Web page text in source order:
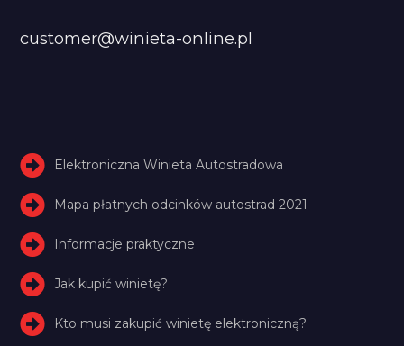
customer@winieta-online.pl
Elektroniczna Winieta Autostradowa
Mapa płatnych odcinków autostrad 2021
Informacje praktyczne
Jak kupić winietę?
Kto musi zakupić winietę elektroniczną?